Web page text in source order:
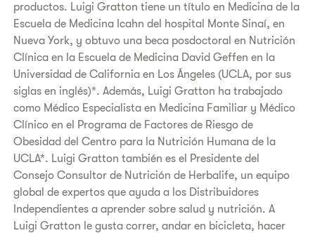
productos. Luigi Gratton tiene un título en Medicina de la
Escuela de Medicina Icahn del hospital Monte Sinaí, en
Nueva York, y obtuvo una beca posdoctoral en Nutrición
Clínica en la Escuela de Medicina David Geffen en la
Universidad de California en Los Ángeles (UCLA, por sus
siglas en inglés)*. Además, Luigi Gratton ha trabajado
como Médico Especialista en Medicina Familiar y Médico
Clínico en el Programa de Factores de Riesgo de
Obesidad del Centro para la Nutrición Humana de la
UCLA*. Luigi Gratton también es el Presidente del
Consejo Consultor de Nutrición de Herbalife, un equipo
global de expertos que ayuda a los Distribuidores
Independientes a aprender sobre salud y nutrición. A
Luigi Gratton le gusta correr, andar en bicicleta, hacer